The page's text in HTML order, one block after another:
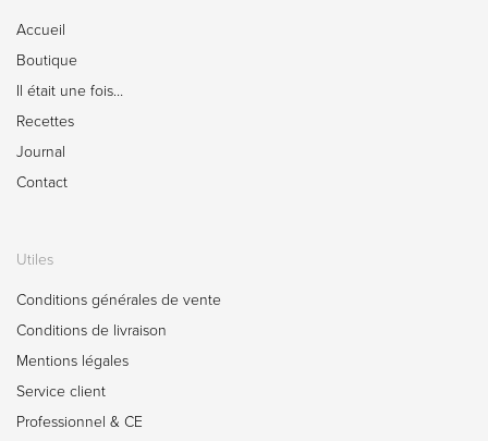
Accueil
Boutique
Il était une fois…
Recettes
Journal
Contact
Utiles
Conditions générales de vente
Conditions de livraison
Mentions légales
Service client
Professionnel & CE